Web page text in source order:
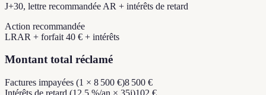
J+30, lettre recommandée AR + intérêts de retard
Action recommandée
LRAR + forfait 40 € + intérêts
Montant total réclamé
Factures impayées (1 × 8 500 €)8 500 €
Intérêts de retard (12.5 %/an × 35j)102 €